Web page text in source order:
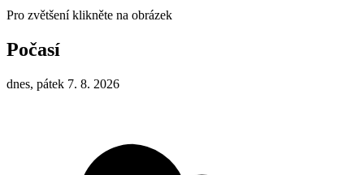
Pro zvětšení klikněte na obrázek
Počasí
dnes, pátek 7. 8. 2026